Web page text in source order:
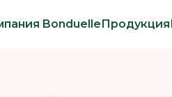
BonduelleПродукция